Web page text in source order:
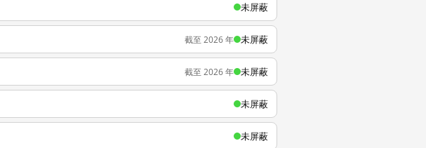
未屏蔽
截至 2026 年 未屏蔽
截至 2026 年 未屏蔽
未屏蔽
未屏蔽